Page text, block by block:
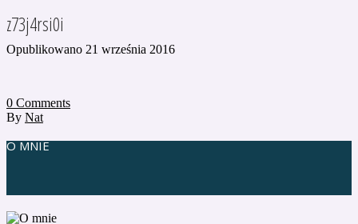
z73j4rsi0i
Opublikowano 21 września 2016
0 Comments
By Nat
O MNIE